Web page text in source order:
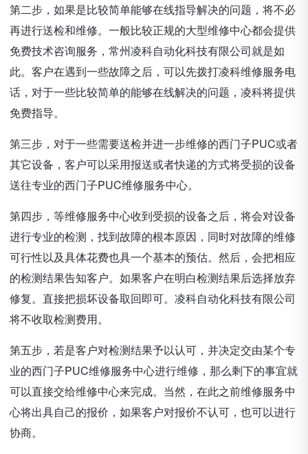
第二步，如果是比较简单能够在线指导解决的问题，将不必
再进行送检和维修。一般比较正规的大型维修中心都会提供
免费技术咨询服务，常州凌科自动化科技有限公司就是如
此。客户在遇到一些故障之后，可以先拨打凌科维修服务电
话，对于一些比较简单的能够在线解决的问题，凌科将提供
免费指导。
第三步，对于一些需要送检并进一步维修的西门子PUC或者
其它设备，客户可以采用报送或者快递的方式将受损的设备
送往专业的西门子PUC维修服务中心。
第四步，等维修服务中心收到受损的设备之后，将会对设备
进行专业的检测，找到故障的根本原因，同时对故障的维修
可行性以及具体花费也具一个基本的预估。然后，会把相应
的检测结果告知客户。如果客户在明白检测结果后选择放弃
修复。直接把损坏设备取回即可。凌科自动化科技有限公司
将不收取检测费用。
第五步，若是客户对检测结果予以认可，并决定交由某个专
业的西门子PUC维修服务中心进行维修，那么剩下的事宜就
可以直接交给维修中心来完成。当然，在此之前维修服务中
心将出具自己的报价，如果客户对报价不认可，也可以进行
协商。